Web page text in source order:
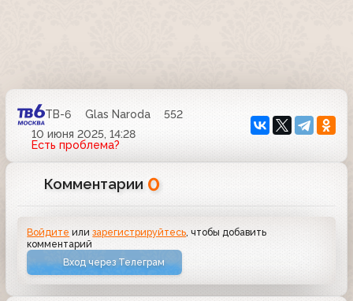
ТВ-6 Glas Naroda
552
10 июня 2025, 14:28
Есть проблема?
Комментарии 0
Войдите илизарегистрируйтесь , чтобы добавить
комментарий
Вход через Телеграм